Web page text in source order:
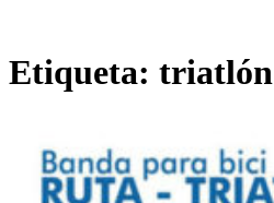
Etiqueta: triatlón